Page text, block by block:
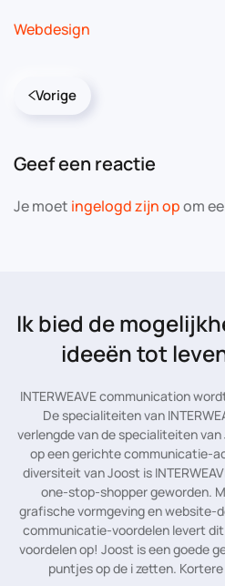
Webdesign
Vorige
Geef een reactie
Je moet ingelogd zijn opom
Ik bied de
ideeën tot
INTERWEAVE communication
De specialiteiten van
verlengde van de specialiteiten
op een gerichte communicatie-
diversiteit van Joost is
one-stop-shopper geworden.
grafische vormgeving en website-
communicatie-voordelen levert
voordelen op! Joost is een goede
puntjes op de i zetten.